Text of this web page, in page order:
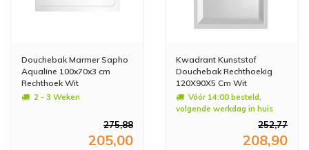
Douchebak Marmer Sapho
Aqualine 100x70x3 cm
Rechthoek Wit
2 - 3 Weken
275,88
205,00
Kwadrant Kunststof
Douchebak Rechthoekig
120X90X5 Cm Wit
Vóór 14:00 besteld,
volgende werkdag in huis
252,77
208,90